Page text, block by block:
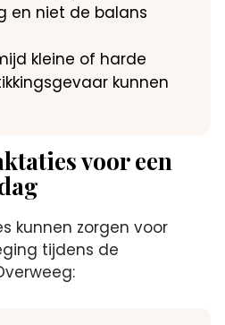
en niet de balans
kleine of harde
kunnen
voor een
kunnen zorgen voor
tijdens de